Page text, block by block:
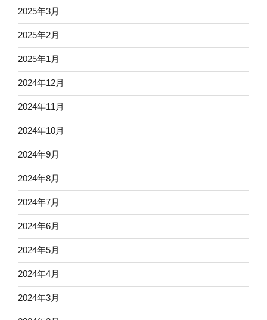
2025年3月
2025年2月
2025年1月
2024年12月
2024年11月
2024年10月
2024年9月
2024年8月
2024年7月
2024年6月
2024年5月
2024年4月
2024年3月